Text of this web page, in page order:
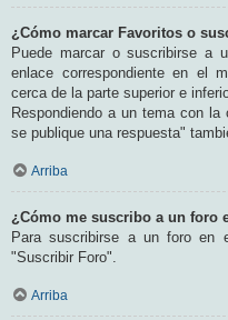
¿Cómo marcar Favoritos o
Puede marcar o suscribirse a
enlace correspondiente en el
cerca de la parte superior e
Respondiendo a un tema con
se publique una respuesta"
Arriba
¿Cómo me suscribo a un foro
Para suscribirse a un foro en
"Suscribir Foro".
Arriba